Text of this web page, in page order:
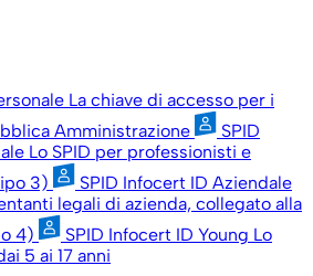
La chiave di accesso per i
Amministrazione
SPID
Lo SPID per professionisti e
3)
SPID Infocert ID Aziendale
legali di azienda, collegato alla
4)
SPID Infocert ID Young Lo
5 ai 17 anni